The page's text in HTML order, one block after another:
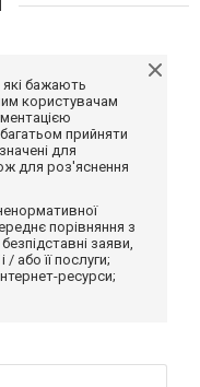
які бажають
користувачам
прийняти
для
для роз'яснення
порівняння з
заяви,
або її послуги;
ресурси;